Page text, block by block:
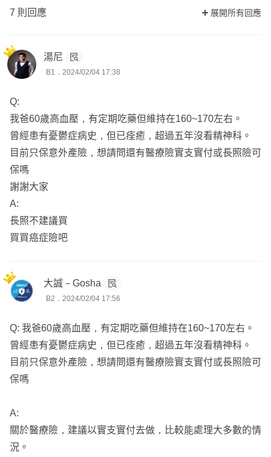
7 則回應 展開所有回應
湯尼
B1．2024/02/04 17:38
Q:
我爸60歲高血壓，有定期吃藥但維持在160~170左右。
曾經患有憂鬱症病史，但已痊癒，超過五年沒看精神科。
目前只保意外產險，想請問還有醫療險實支實付或長照險可
保嗎
謝謝大家
A:
長照不建議買
買買癌症險吧
大誠－Gosha
B2．2024/02/04 17:56
Q: 我爸60歲高血壓，有定期吃藥但維持在160~170左右。
曾經患有憂鬱症病史，但已痊癒，超過五年沒看精神科。
目前只保意外產險，想請問還有醫療險實支實付或長照險可
保嗎
A:
關於醫療險，建議以實支實付去做，比較能處理大多數的情
況。